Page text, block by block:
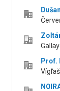
Prof.